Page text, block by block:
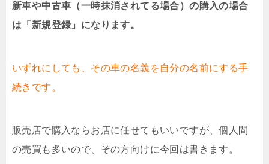
新車や中古車（一時抹消されてる場合）の購入の場合
は「新規登録」になります。
いずれにしても、その車の名義を自分の名前にする手
続きです。
販売店で購入ならお店に任せてもいいですが、個人間
の売買も多いので、その方向けに今回は書きます。